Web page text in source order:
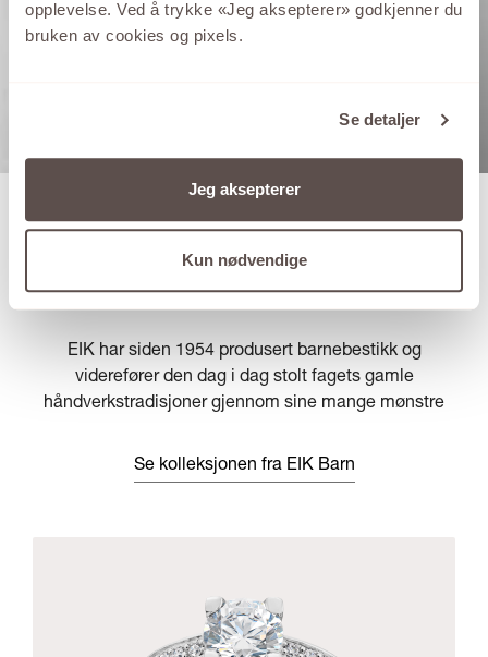
opplevelse. Ved å trykke «Jeg aksepterer» godkjenner du
bruken av cookies og pixels.
Se detaljer
Jeg aksepterer
Kun nødvendige
EIK BARN
EIK har siden 1954 produsert barnebestikk og
viderefører den dag i dag stolt fagets gamle
håndverkstradisjoner gjennom sine mange mønstre
Se kolleksjonen fra EIK Barn